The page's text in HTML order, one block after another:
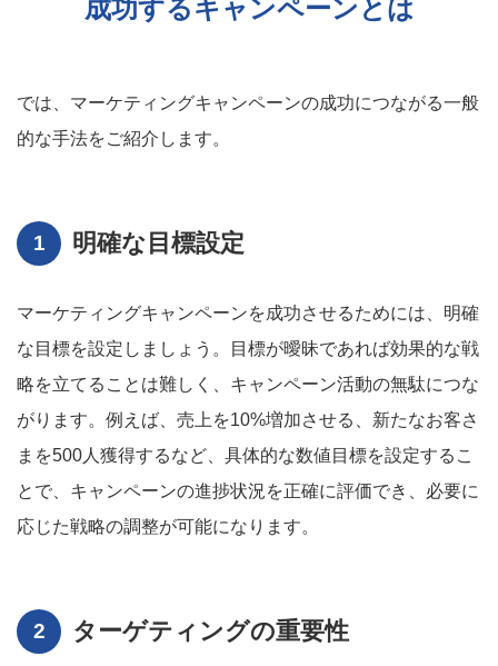
成功するキャンペーンとは
では、マーケティングキャンペーンの成功につながる一般
的な手法をご紹介します。
明確な目標設定
マーケティングキャンペーンを成功させるためには、明確
な目標を設定しましょう。目標が曖昧であれば効果的な戦
略を立てることは難しく、キャンペーン活動の無駄につな
がります。例えば、売上を10%増加させる、新たなお客さ
まを500人獲得するなど、具体的な数値目標を設定するこ
とで、キャンペーンの進捗状況を正確に評価でき、必要に
応じた戦略の調整が可能になります。
ターゲティングの重要性